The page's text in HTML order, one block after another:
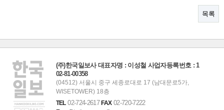
목록
(주)한국일보사 대표자명 : 이성철 사업자등록번호 : 1
02-81-00358
(04512) 서울시 중구 세종로대로 17 (남대문로5가,
WISETOWER) 18층
TEL02-724-2617FAX02-720-7222